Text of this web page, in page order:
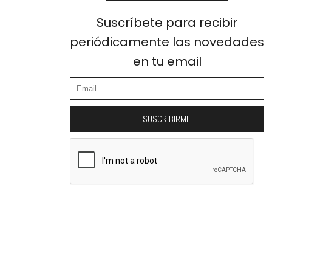
Suscríbete para recibir
periódicamente las novedades
en tu email
SUSCRIBIRME